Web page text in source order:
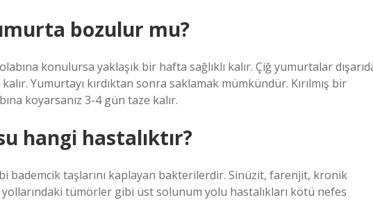
bozulur mu?
konulursa yaklaşık bir hafta sağlıklı kalır. Çiğ yumurtalar
Yumurtayı kırdıktan sonra saklamak mümkündür. Kırılmış bir
koyarsanız 3-4 gün taze kalır.
hangi hastalıktır?
bademcik taşlarını kaplayan bakterilerdir. Sinüzit, farenjit, kronik
tümörler gibi üst solunum yolu hastalıkları kötü nefes